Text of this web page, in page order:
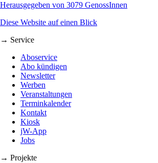
Herausgegeben von 3079 GenossInnen
Diese Website auf einen Blick
→ Service
Aboservice
Abo kündigen
Newsletter
Werben
Veranstaltungen
Terminkalender
Kontakt
Kiosk
jW-App
Jobs
→ Projekte